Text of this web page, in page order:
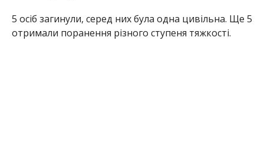
5 осіб загинули, серед них була одна цивільна. Ще 5
отримали поранення різного ступеня тяжкості.